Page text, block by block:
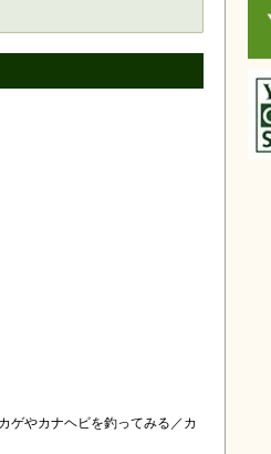
ゲやカナヘビを釣ってみる／カ